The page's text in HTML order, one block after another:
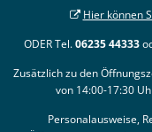
Hier können
ODER Tel.06235 44333
Zusätzlich zu den
von 14:00-17:30
Personalausweise,